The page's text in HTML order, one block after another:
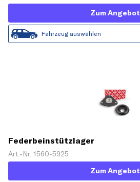
Zum Angebot
Fahrzeug auswählen
Federbeinstützlager
Art.-Nr. 1560-5925
Zum Angebot